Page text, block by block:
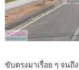
ขับตรงมาเรื่อย ๆ จน